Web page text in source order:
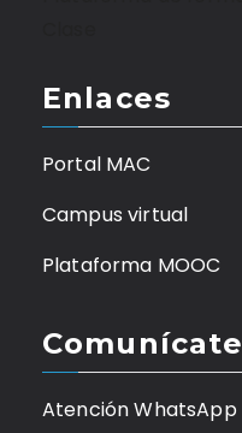
Enlaces
Portal MAC
Campus virtual
Plataforma MOOC
Comunícate
Atención WhatsApp